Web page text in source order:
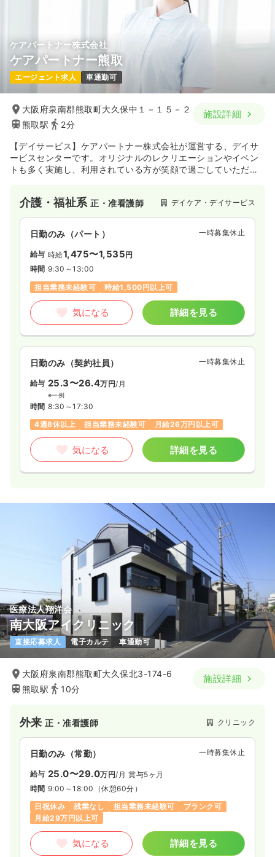
ケアパートナー株式会社
ケアパートナー熊取
エージェント求人 車通勤可
大阪府泉南郡熊取町大久保中１－１５－２
熊取駅
2分
施設詳細
【デイサービス】ケアパートナー株式会社が運営する、デイサ
ービスセンターです。オリジナルのレクリエーションやイベン
トも多く実施し、利用されている方が笑顔で過ごしていただけ
介護・福祉系正・准看護師 デイケア・デイサービス
日勤のみ（パート） 一時募集休止
給与 時給1,475〜1,535円
時間 9:30～13:00
担当業務未経験可
時給1,500円以上可
気になる 詳細を見る
日勤のみ（契約社員） 一時募集休止
給与 25.3〜26.4万円/月
※一例
時間 8:30～17:30
4週8休以上
担当業務未経験可 月給26万円以上可
気になる 詳細を見る
医療法人翔洋会
南大阪アイクリニック
直接応募求人 電子カルテ 車通勤可
大阪府泉南郡熊取町大久保北3-174-6
熊取駅
10分
施設詳細
外来正・准看護師 クリニック
日勤のみ（常勤） 一時募集休止
給与 25.0〜29.0万円/月 賞与5ヶ月
時間 9:00～18:00 （休憩60分）
日祝休み
残業なし 担当業務未経験可
ブランク可
月給29万円以上可
気になる 詳細を見る